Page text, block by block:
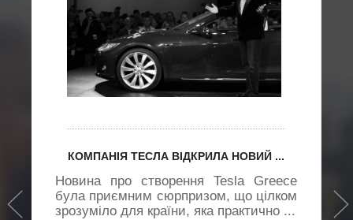
›
КОМПАНІЯ ТЕСЛА ВІДКРИЛА НОВИЙ ...
Новина про створення Tesla Greece
була приємним сюрпризом, що цілком
зрозуміло для країни, яка практично ...